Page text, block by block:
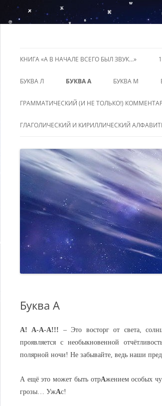
Перейти
КНИГА «А В НАЧАЛЕ ВСЕГО БЫЛ ЗВУК…»
БУКВА Л БУКВА А БУКВА М
ГРАММАТИЧЕСКИЙ (И НЕ ТОЛЬКО!)
ГЛАГОЛИЧЕСКИЙ И КИРИЛЛИЧЕСКИЙ
Буква А
А! А-А-А!!! – Это восторг от света,
проявляется с необыкновенной
полярной ночи! Не забывайте, ведь наши
А ещё это может быть отрАжением особых
грозы… УжАс!